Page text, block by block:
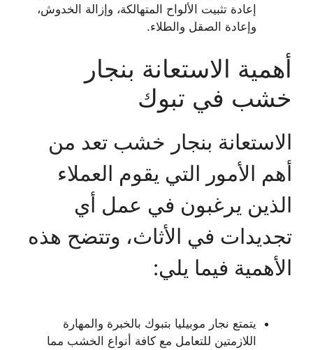
إعادة تثبيت الألواح المتهالكة، وإزالة الخدوش،
وإعادة الصقل والطلاء.
أهمية الاستعانة بنجار
خشب في تبوك
الاستعانة بنجار خشب تعد من
أهم الأمور التي يقوم العملاء
الذين يرغبون في عمل أي
تجديدات في الأثاث، وتتضح هذه
الأهمية فيما يلي:
يتمتع نجار موبيليا بتبوك بالخبرة والمهارة
اللازمتين للتعامل مع كافة أنواع الخشب مما